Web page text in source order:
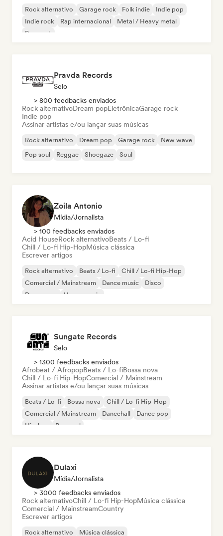
Rock alternativo Garage rock Folk indie
Indie pop
Indie rock
Rap internacional
Metal / Heavy metal
Pop rock
Pravda Records
Selo
> 800 feedbacks enviados
Rock alternativoDream popEletrônicaGarage rock
Indie pop
Assinar artistas e/ou lançar suas músicas
Rock alternativo Dream pop Garage rock
New wave
Pop soul
Reggae Shoegaze Soul
Zoila Antonio
Mídia/Jornalista
> 100 feedbacks enviados
Acid HouseRock alternativoBeats / Lo-fi
Chill / Lo-fi Hip-HopMúsica clássica
Escrever artigos
Rock alternativo Beats / Lo-fi
Chill / Lo-fi Hip-Hop
Comercial / Mainstream
Dance music
Disco
Dream pop
House music
Sungate Records
Selo
> 1300 feedbacks enviados
Afrobeat / AfropopBeats / Lo-fiBossa nova
Chill / Lo-fi Hip-HopComercial / Mainstream
Assinar artistas e/ou lançar suas músicas
Beats / Lo-fi Bossa nova
Chill / Lo-fi Hip-Hop
Comercial / Mainstream
Dancehall
Dance pop
Hip-hop
Pop soul
Dulaxi
Mídia/Jornalista
> 3000 feedbacks enviados
Rock alternativoChill / Lo-fi Hip-HopMúsica clássica
Comercial / MainstreamCountry
Escrever artigos
Rock alternativo Música clássica